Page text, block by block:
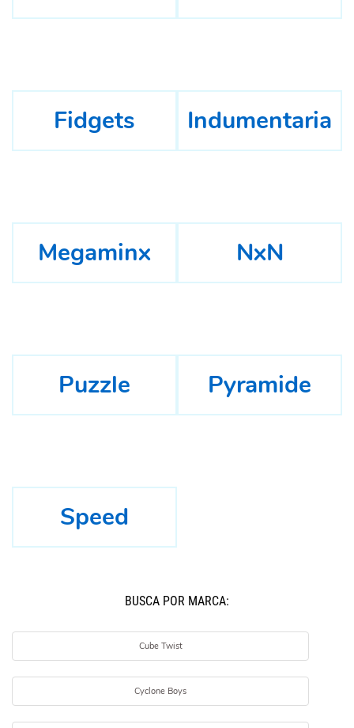
Fidgets Indumentaria
Megaminx NxN
Puzzle Pyramide
Speed
BUSCÁ POR MARCA:
Cube Twist
Cyclone Boys